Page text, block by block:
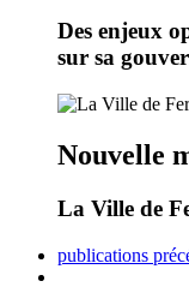
Des enjeux
sur sa
Nouvelle
La Ville de
publications